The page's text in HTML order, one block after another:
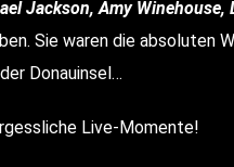
Jackson, Amy
Sie waren die absoluten
Donauinsel…
Live-Momente!